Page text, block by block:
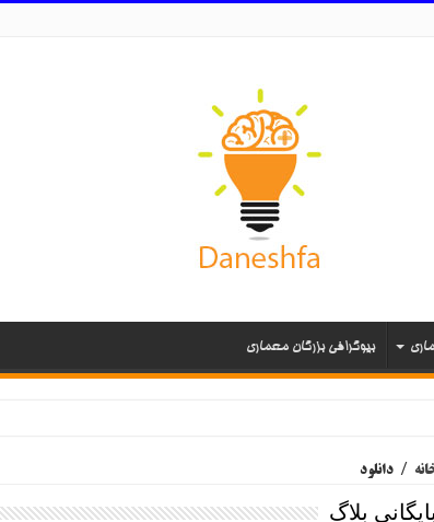
بیوگرافی بزرگان معماری
/ دانلود
بایگانی بلاگ